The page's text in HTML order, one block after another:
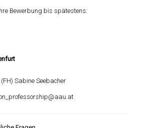
Bewerbung bis spätestens:
Sabine Seebacher